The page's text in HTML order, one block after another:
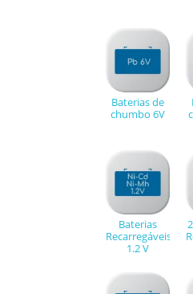
Baterias de
chumbo 6V
Baterias
Recarregáveis
1.2 V